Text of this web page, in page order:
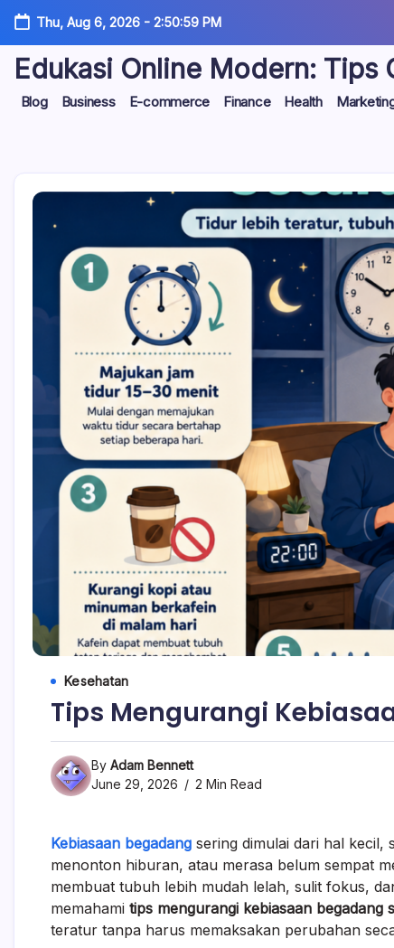
Skip
content
Thu, Aug 6, 2026- 2:51:00 PM
Edukasi Online Modern: Tips
Sajian
konten
belajar,
bermain,
Blog Business E-commerce Finance Health
Kesehatan
Tips Mengurangi
By Adam Bennett
June 29, 2026
2 Min Read
Kebiasaan begadang sering dimulai dari hal kecil,
menonton hiburan, atau merasa belum sempat
membuat tubuh lebih mudah lelah, sulit fokus,
memahami tips mengurangi kebiasaan begadang
teratur tanpa harus memaksakan perubahan